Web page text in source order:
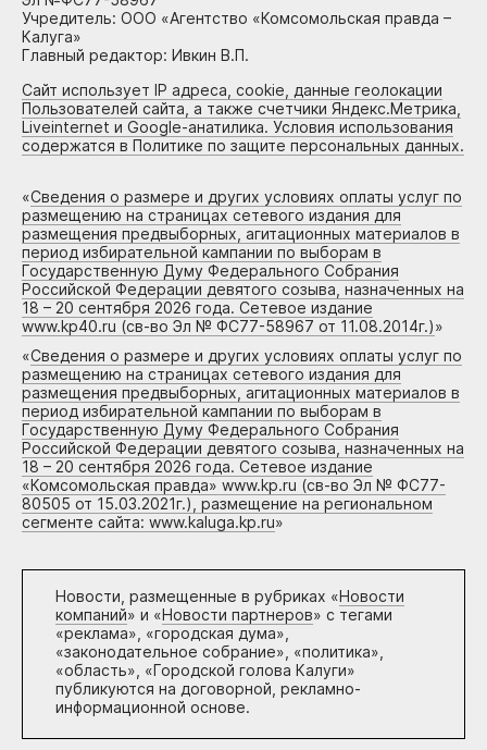
Учредитель: ООО «Агентство «Комсомольская правда –
Калуга»
Главный редактор: Ивкин В.П.
Сайт использует IP адреса, cookie, данные геолокации
Пользователей сайта, а также счетчики Яндекс.Метрика,
Liveinternet и Google-анатилика. Условия использования
содержатся в Политике по защите персональных данных.
«Сведения о размере и других условиях оплаты услуг по
размещению на страницах сетевого издания для
размещения предвыборных, агитационных материалов в
период избирательной кампании по выборам в
Государственную Думу Федерального Собрания
Российской Федерации девятого созыва, назначенных на
18 – 20 сентября 2026 года. Сетевое издание
www.kp40.ru (св-во Эл № ФС77-58967 от 11.08.2014г.)»
«Сведения о размере и других условиях оплаты услуг по
размещению на страницах сетевого издания для
размещения предвыборных, агитационных материалов в
период избирательной кампании по выборам в
Государственную Думу Федерального Собрания
Российской Федерации девятого созыва, назначенных на
18 – 20 сентября 2026 года. Сетевое издание
«Комсомольская правда» www.kp.ru (св-во Эл № ФС77-
80505 от 15.03.2021г.), размещение на региональном
сегменте сайта: www.kaluga.kp.ru»
Новости, размещенные в рубриках «Новости
компаний» и «Новости партнеров» с тегами
«реклама», «городская дума»,
«законодательное собрание», «политика»,
«область», «Городской голова Калуги»
публикуются на договорной, рекламно-
информационной основе.